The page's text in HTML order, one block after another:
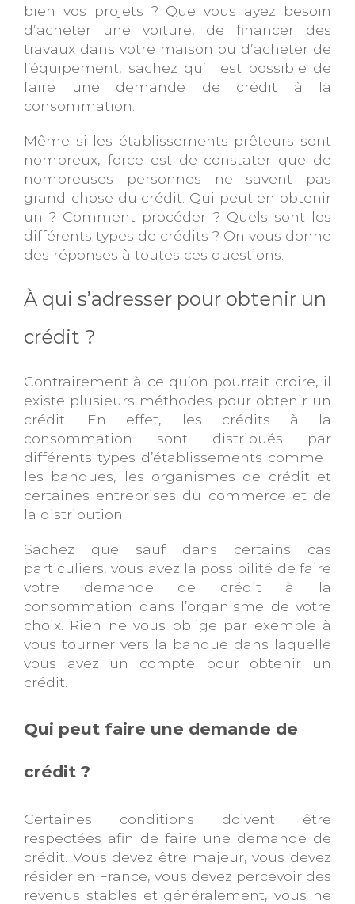
bien vos projets ? Que vous ayez besoin
d’acheter une voiture, de financer des
travaux dans votre maison ou d’acheter de
l’équipement, sachez qu’il est possible de
faire une demande de crédit à la
consommation.
Même si les établissements prêteurs sont
nombreux, force est de constater que de
nombreuses personnes ne savent pas
grand-chose du crédit. Qui peut en obtenir
un ? Comment procéder ? Quels sont les
différents types de crédits ? On vous donne
des réponses à toutes ces questions.
À qui s’adresser pour obtenir un
crédit ?
Contrairement à ce qu’on pourrait croire, il
existe plusieurs méthodes pour obtenir un
crédit. En effet, les crédits à la
consommation sont distribués par
différents types d’établissements comme :
les banques, les organismes de crédit et
certaines entreprises du commerce et de
la distribution.
Sachez que sauf dans certains cas
particuliers, vous avez la possibilité de faire
votre demande de crédit à la
consommation dans l’organisme de votre
choix. Rien ne vous oblige par exemple à
vous tourner vers la banque dans laquelle
vous avez un compte pour obtenir un
crédit.
Qui peut faire une demande de
crédit ?
Certaines conditions doivent être
respectées afin de faire une demande de
crédit. Vous devez être majeur, vous devez
résider en France, vous devez percevoir des
revenus stables et généralement, vous ne